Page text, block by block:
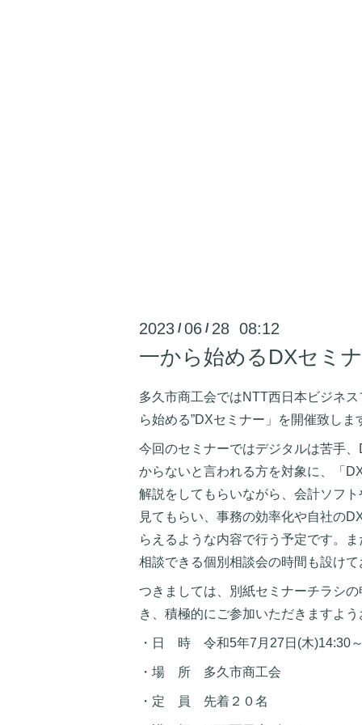
2023 /06 / 28 08:12
一から始めるDXセミ
多久市商工会ではNTT西日本ビジネス
ら始める”DXセミナー」を開催致しま
今回のセミナーではデジタルは苦手、
からないと言われる方を対象に、「
解説をしてもらいながら、会計ソフ
見てもらい、事務の効率化や自社の
らえるような内容で行う予定です。
相談できる個別相談会の時間も設け
つきましては、別紙セミナーチラシ
き、積極的にご参加いただきますよ
・日 時 令和5年7月27日(木)14:30
・場 所 多久市商工会
・定 員 先着２０名